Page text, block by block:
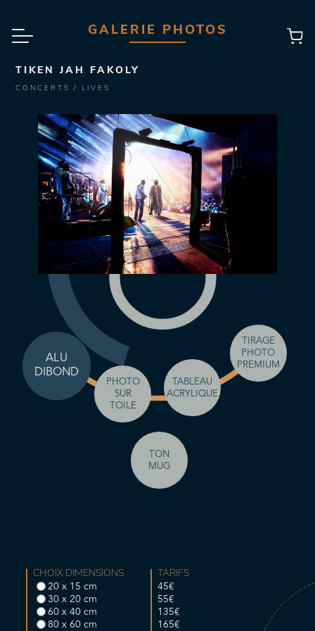
GALERIE PHOTOS
TIKEN JAH FAKOLY
CONCERTS / LIVES
ALU
DIBOND
PHOTO
SUR
TOILE
TABLEAU
ACRYLIQUE
TIRAGE
PHOTO
PREMIUM
TON
MUG
CHOIX DIMENSIONS
20 x 15 cm
30 x 20 cm
60 x 40 cm
80 x 60 cm
TARIFS
45€
55€
135€
165€